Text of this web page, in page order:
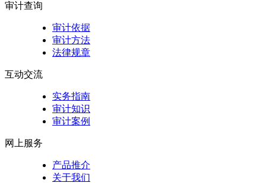
审计查询
审计依据
审计方法
法律规章
互动交流
实务指南
审计知识
审计案例
网上服务
产品推介
关于我们